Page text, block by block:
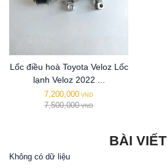
Lốc điều hoà Toyota Veloz Lốc
lạnh Veloz 2022 ...
7,200,000 VND
7,500,000 VND
BÀI VIẾT
Không có dữ liệu